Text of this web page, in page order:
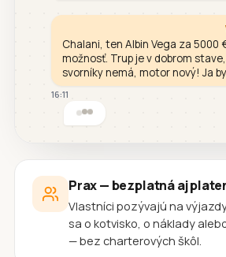
Chalani, ten Albin Vega za 5000
možnosť. Trup je v dobrom
svorníky nemá, motor nový! Ja
16:11
Prax — bezplatná aj
Vlastníci pozývajú na
sa o kotvisko, o náklady
— bez charterových škôl.